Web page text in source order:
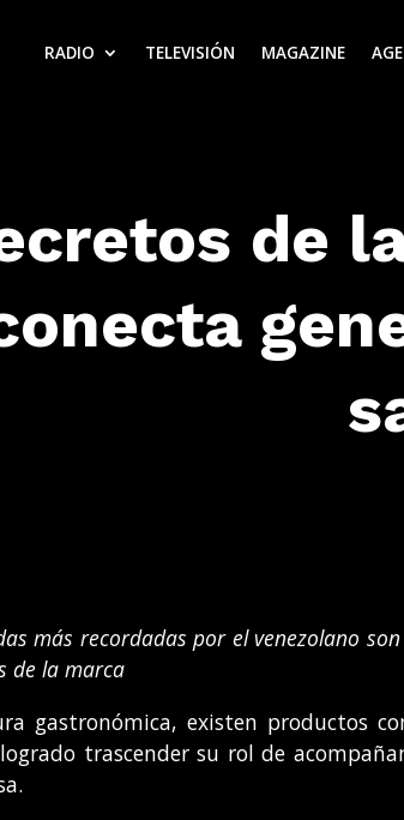
RADIO TELEVISIÓN MAGAZINE
de
más recordadas por el venezolano
de la marca
gastronómica, existen productos
trascender su rol de